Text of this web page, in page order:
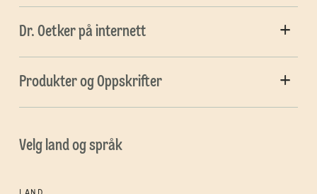
Dr. Oetker på internett
Produkter og Oppskrifter
Velg land og språk